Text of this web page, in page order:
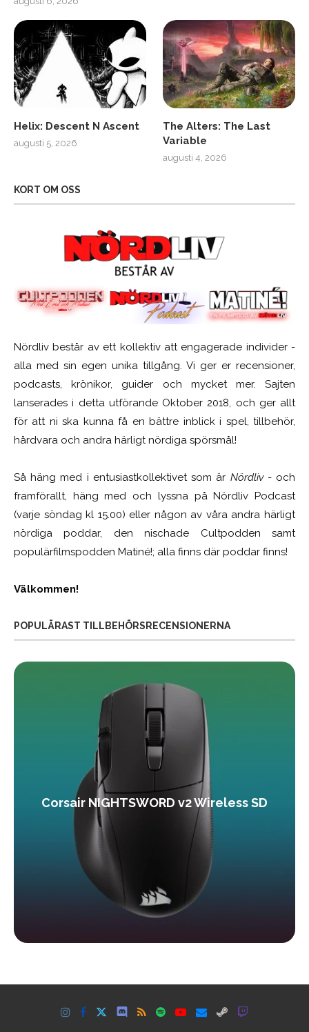
Helix: Descent N Ascent
augusti 5, 2026
The Alters: The Last
Variable
augusti 4, 2026
KORT OM OSS
Nördliv består av ett kollektiv att engagerade individer -
alla med sin egen unika tillgång. Vi ger er recensioner,
podcasts, krönikor, guider och mycket mer. Sajten
lanserades i detta utförande Oktober 2018, och ger allt
för att ni ska kunna få en bättre inblick i spel, tillbehör,
hårdvara och andra härligt nördiga spörsmål!
Så häng med i entusiastkollektivet som är Nördliv- och
framförallt, häng med och lyssna på Nördliv Podcast
(varje söndag kl 15.00) eller någon av våra andra härligt
nördiga poddar, den nischade Cultpodden samt
populärfilmspodden Matiné!; alla finns där poddar finns!
Välkommen!
POPULÄRAST TILLBEHÖRSRECENSIONERNA
Corsair NIGHTSWORD v2 Wireless SD